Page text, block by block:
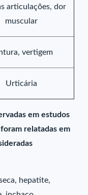
articulações, dor
muscular
vertigem
Urticária
em estudos
relatadas em
hepatite,